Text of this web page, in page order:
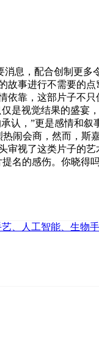
息，配合创制更多
事进行不需要的
靠，这部片子不
视觉结果的盛宴
认，”更是感情和
闹会商，然而，斯
视了这类片子的
名的感伤。你晓得
、人工智能、生物手